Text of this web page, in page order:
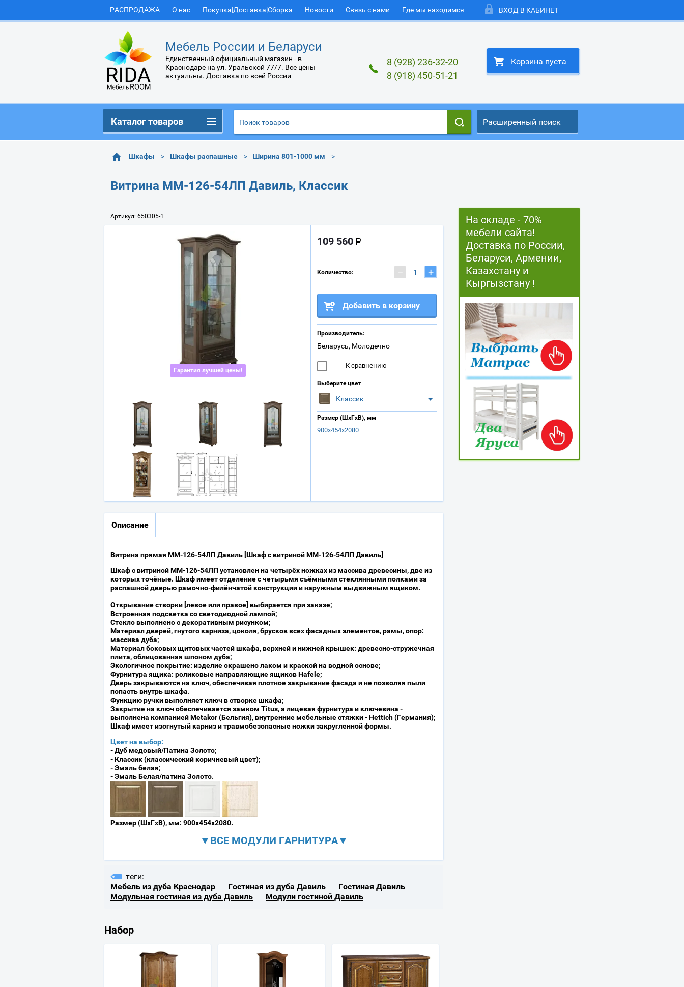
РАСПРОДАЖА О нас Покупка|Доставка|Сборка Новости Связь с нами Где мы находимся ВХОД В КАБИНЕТ
Мебель России и Беларуси
Единственный официальный магазин - в
Краснодаре на ул. Уральской 77/7. Все цены
актуальны. Доставка по всей России
8 (928) 236-32-20
8 (918) 450-51-21
Корзина пуста
Расширенный поиск
Шкафы Шкафы распашные Ширина 801-1000 мм
Витрина ММ-126-54ЛП Давиль, Классик
Артикул: 650305-1
Гарантия лучшей цены!
109 560
Количество: − +
Добавить в корзину
Производитель:
Беларусь, Молодечно
К сравнению
Выберите цвет
Классик
Размер (ШхГхВ), мм
900х454х2080
Описание
Витрина прямая ММ-126-54ЛП Давиль [Шкаф с витриной ММ-126-54ЛП Давиль]
Шкаф с витриной ММ-126-54ЛП установлен на четырёх ножках из массива древесины, две из
которых точёные. Шкаф имеет отделение с четырьмя съёмными стеклянными полками за
распашной дверью рамочно-филёнчатой конструкции и наружным выдвижным ящиком.
Открывание створки [левое или правое] выбирается при заказе;
Встроенная подсветка со светодиодной лампой;
Стекло выполнено с декоративным рисунком;
Материал дверей, гнутого карниза, цоколя, брусков всех фасадных элементов, рамы, опор:
массива дуба;
Материал боковых щитовых частей шкафа, верхней и нижней крышек: древесно-стружечная
плита, облицованная шпоном дуба;
Экологичное покрытие: изделие окрашено лаком и краской на водной основе;
Фурнитура ящика: роликовые направляющие ящиков Hafele;
Дверь закрываются на ключ, обеспечивая плотное закрывание фасада и не позволяя пыли
попасть внутрь шкафа.
Функцию ручки выполняет ключ в створке шкафа;
Закрытие на ключ обеспечивается замком Titus, а лицевая фурнитура и ключевина -
выполнена компанией Metakor (Бельгия), внутренние мебельные стяжки - Hettich (Германия);
Шкаф имеет изогнутый карниз и травмобезопасные ножки закругленной формы.
Цвет на выбор:
- Дуб медовый/Патина Золото;
- Классик (классический коричневый цвет);
- Эмаль белая;
- Эмаль Белая/патина Золото.
Размер (ШхГхВ), мм: 900х454х2080.
▼ВСЕ МОДУЛИ ГАРНИТУРА▼
теги:
Мебель из дуба Краснодар
Гостиная из дуба Давиль
Гостиная Давиль
Модульная гостиная из дуба Давиль
Модули гостиной Давиль
Набор
Каталог товаров
На складе - 70%
мебели сайта!
Доставка по России,
Беларуси, Армении,
Казахстану и
Кыргызстану !